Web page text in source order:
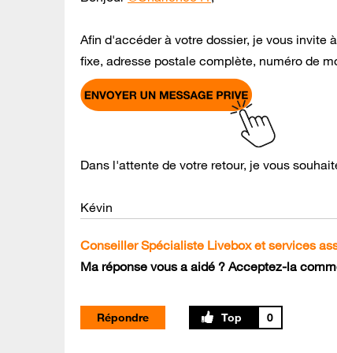
Afin d'accéder à votre dossier, je vous invite
fixe, adresse postale complète, numéro de
Dans l'attente de votre retour, je vous
Kévin
Conseiller Spécialiste Livebox et services
Ma réponse vous a aidé ? Acceptez-la
Répondre 0